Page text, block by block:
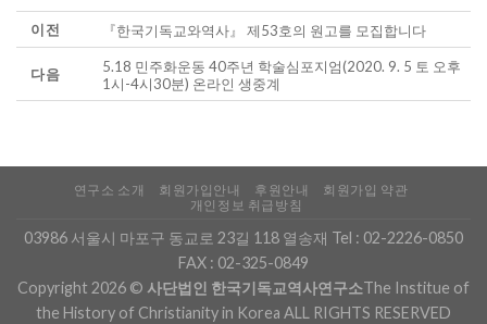
이전 『 한국기독교와역사 』 제 53 호의 원고를 모집합니다
다음
5.18 민주화운동 40주년 학술심포지엄(2020. 9. 5 토 오후
1시-4시30분) 온라인 생중계
연구소 소개 회원가입안내 후원안내
회원가입 약관
개인정보 취급방침
03986 서울시 마포구 동교로 23길 118 열송재 Tel : 02-2226-0850
FAX : 02-325-0849
Copyright 2026 © 사단법인 한국기독교역사연구소The Institue of
the History of Christianity in Korea ALL RIGHTS RESERVED